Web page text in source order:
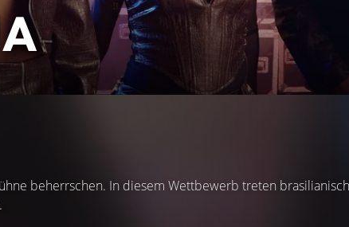
beherrschen. In diesem Wettbewerb treten